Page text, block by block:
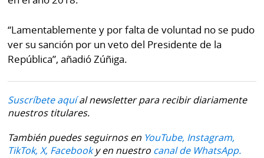
“Lamentablemente y por falta de voluntad no se pudo
ver su sanción por un veto del Presidente de la
República”, añadió Zúñiga.
Suscríbete aquíal newsletter para recibir diariamente
nuestros titulares.
También puedes seguirnos en YouTube, Instagram,
TikTok, X, Facebooky en nuestro canal de WhatsApp.